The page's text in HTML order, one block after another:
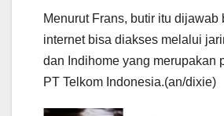
Menurut Frans, butir itu dijawab
internet bisa diakses melalui
dan Indihome yang merupakan
PT Telkom Indonesia.(an/dixie)